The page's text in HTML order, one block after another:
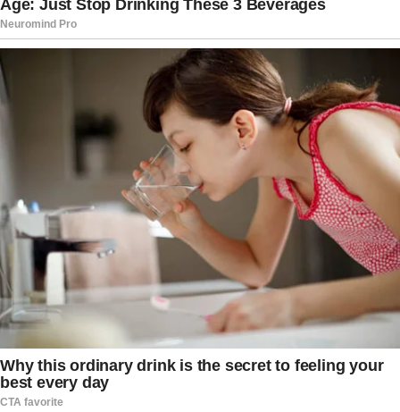
rodeios. Assumiu o papel do empresário “sem
filtro”, alguém que dizia o que pensava, mesmo
sabendo que isso renderia críticas. Saiu do
programa exatamente como entrou: comentado,
questionado e presente nas conversas.
Nos últimos anos, Maroni também flertou com a
política. Fez declarações provocativas, associou
datas e eventos a discursos ideológicos e
chegou a mencionar uma possível candidatura.
Mais do que convicção política, parecia haver ali
uma compreensão clara de que política gera
engajamento. Para ele, era mais um palco
disponível.